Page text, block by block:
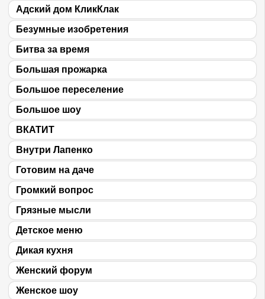
Адский дом КликКлак
Безумные изобретения
Битва за время
Большая прожарка
Большое переселение
Большое шоу
ВКАТИТ
Внутри Лапенко
Готовим на даче
Громкий вопрос
Грязные мысли
Детское меню
Дикая кухня
Женский форум
Женское шоу